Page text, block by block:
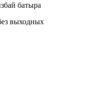
батыра
выходных